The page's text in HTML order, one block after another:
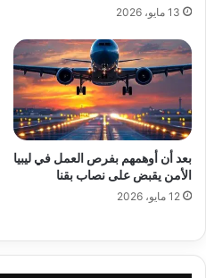
13 مايو، 2026
بعد أن أوهمهم بفرص العمل في ليبيا
الأمن يقبض على نصاب بقنا
12 مايو، 2026